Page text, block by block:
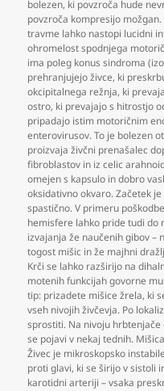
bolezen, ki povzroča hude
povzroča kompresijo
travme lahko nastopi lucidni
ohromelost spodnjega
ima poleg konus sindroma
prehranjujejo živce, ki
okcipitalnega režnja, ki
ostro, ki prevajajo s hitrostjo
pripadajo istim motoričnim
enterovirusov. To je bolezen
proizvaja živčni prenašalec
fibroblastov in iz celic
omejen s kapsulo in dobro
oksidativno okvaro. Začetek
spastično. V primeru
hemisfere lahko pride tudi do
izvajanja že naučenih gibov –
togost mišic in že majhni
Krči se lahko razširijo na
motenih funkcijah govorne
tip: prizadete mišice žrela, ki
vseh nivojih živčevja. Po
sprostiti. Na nivoju
se pojavi v nekaj tednih.
Živec je mikroskopsko
proti glavi, ki se širijo v sistoli
karotidni arteriji – vsaka